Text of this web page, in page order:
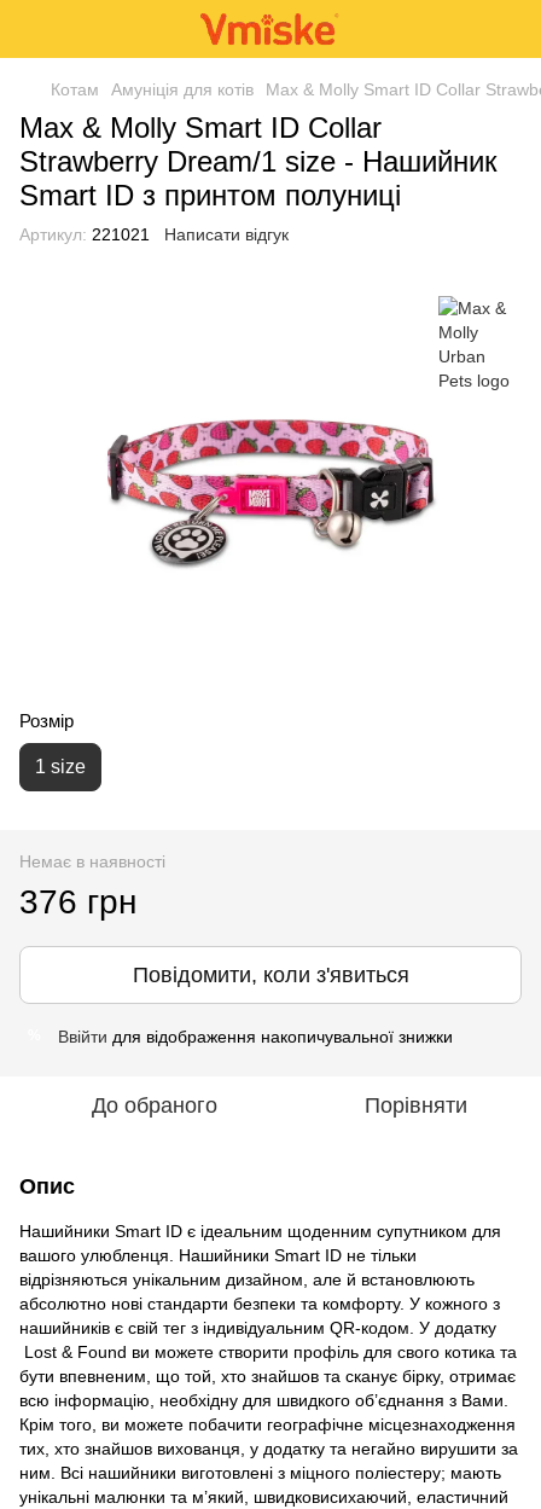
Котам Амуніція для котів Max & Molly Smart ID Collar
Max & Molly Smart ID Collar
Strawberry Dream/1 size - Нашийник
Smart ID з принтом полуниці
Артикул: 221021 Написати відгук
Розмір
1 size
Немає в наявності
376 грн
Повідомити, коли з'явиться
Ввійти для відображення накопичувальної знижки
До обраного Порівняти
Опис
Нашийники Smart ID є ідеальним щоденним супутником для
вашого улюбленця. Нашийники Smart ID не тільки
відрізняються унікальним дизайном, але й встановлюють
абсолютно нові стандарти безпеки та комфорту. У кожного з
нашийників є свій тег з індивідуальним QR-кодом. У додатку
Lost & Found ви можете створити профіль для свого котика та
бути впевненим, що той, хто знайшов та сканує бірку, отримає
всю інформацію, необхідну для швидкого об’єднання з Вами.
Крім того, ви можете побачити географічне місцезнаходження
тих, хто знайшов вихованця, у додатку та негайно вирушити за
ним. Всі нашийники виготовлені з міцного поліестеру; мають
унікальні малюнки та м’який, швидковисихаючий, еластичний